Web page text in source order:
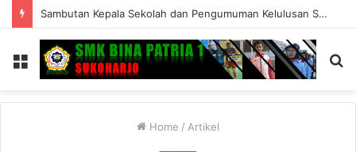
Sambutan Kepala Sekolah dan Pengumuman Kelulusan SMK Bina Patria 1 Sukoharjo Tahun Ajaran 2025/2026
Menu
Home / Artikel